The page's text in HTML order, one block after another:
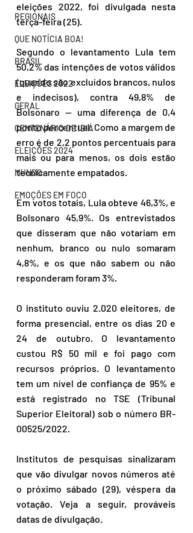
REGIONAIS
QUE NOTÍCIA BOA!
BRASIL
ELEIÇÕES 2022
GERAL
CENTENÁRIO DE IBIÁ
ELEIÇÕES 2024
MUNDO
EMOÇÕES EM FOCO
eleições 2022, foi divulgada nesta
terça-feira (25).
Segundo o levantamento Lula tem
50,2% das intenções de votos válidos
(quando são excluídos brancos, nulos
e indecisos), contra 49,8% de
Bolsonaro — uma diferença de 0,4
ponto percentual. Como a margem de
erro é de 2,2 pontos percentuais para
mais ou para menos, os dois estão
tecnicamente empatados.
Em votos totais, Lula obteve 46,3%, e
Bolsonaro 45,9%. Os entrevistados
que disseram que não votariam em
nenhum, branco ou nulo somaram
4,8%, e os que não sabem ou não
responderam foram 3%.
O instituto ouviu 2.020 eleitores, de
forma presencial, entre os dias 20 e
24 de outubro. O levantamento
custou R$ 50 mil e foi pago com
recursos próprios. O levantamento
tem um nível de confiança de 95% e
está registrado no TSE (Tribunal
Superior Eleitoral) sob o número BR-
00525/2022.
Institutos de pesquisas sinalizaram
que vão divulgar novos números até
o próximo sábado (29), véspera da
votação. Veja a seguir, prováveis
datas de divulgação.